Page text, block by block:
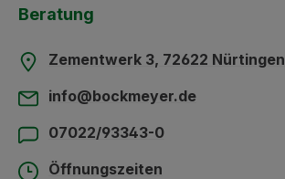
Beratung
Zementwerk 3, 72622 Nürtingen
info@bockmeyer.de
07022/93343-0
Öffnungszeiten